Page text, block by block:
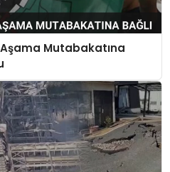
Mutabakatına